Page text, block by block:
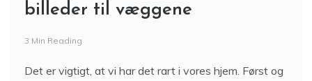
billeder til væggene
3 Min Reading
Det er vigtigt, at vi har det rart i vores hjem. Først og